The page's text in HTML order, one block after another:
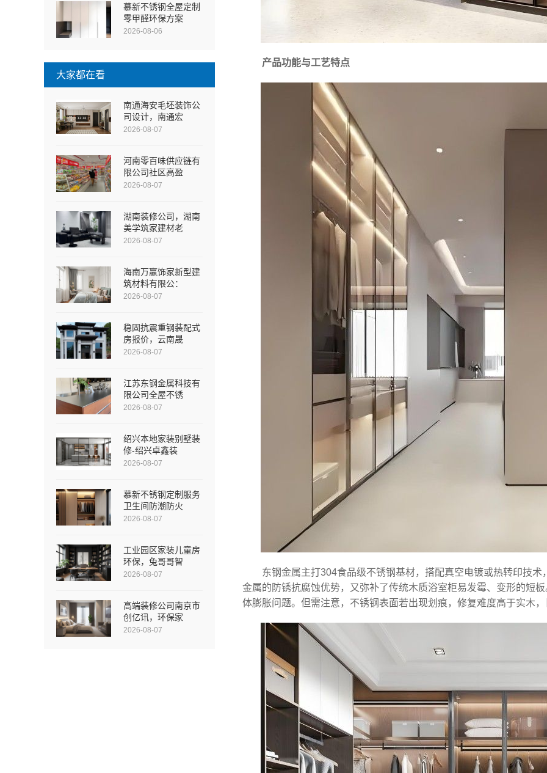
慕新不锈钢全屋定制
零甲醛环保方案
2026-08-06
大家都在看
南通海安毛坯装饰公
司设计，南通宏
2026-08-07
河南零百味供应链有
限公司社区高盈
2026-08-07
湖南装修公司，湖南
美学筑家建材老
2026-08-07
海南万赢饰家新型建
筑材料有限公：
2026-08-07
稳固抗震重钢装配式
房报价，云南晟
2026-08-07
江苏东钢金属科技有
限公司全屋不锈
2026-08-07
绍兴本地家装别墅装
修-绍兴卓鑫装
2026-08-07
慕新不锈钢定制服务
卫生间防潮防火
2026-08-07
工业园区家装儿童房
环保，兔哥哥智
2026-08-07
高端装修公司南京市
创亿讯，环保家
2026-08-07
产品功能与工艺特点
东钢金属主打304食品级不锈钢基材，搭配真空电镀或热转印技
金属的防锈抗腐蚀优势，又弥补了传统木质浴室柜易发霉、变形的短
体膨胀问题。但需注意，不锈钢表面若出现划痕，修复难度高于实木